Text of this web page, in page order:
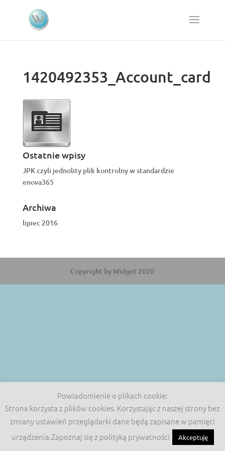
1420492353_Account_card
Ostatnie wpisy
JPK czyli jednolity plik kontrolny w standardzie
enova365
Archiwa
lipiec 2016
Copyright by Widget 2020
Powiadomienie o plikach cookie:
Strona korzysta z plików cookies. Korzystając z naszej strony bez
zmiany ustawień przeglądarki dane będą zapisane w pamięci
urządzenia.Zapoznaj się z polityką prywatności
Akceptuję